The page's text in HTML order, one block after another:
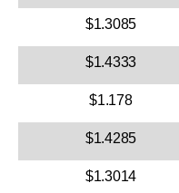
$1.3085
$1.4333
$1.178
$1.4285
$1.3014